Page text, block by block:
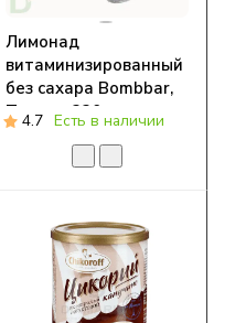
Лимонад
витаминизированный
без сахара Bombbar,
Тархун, 330 мл
4.7 Есть в наличии